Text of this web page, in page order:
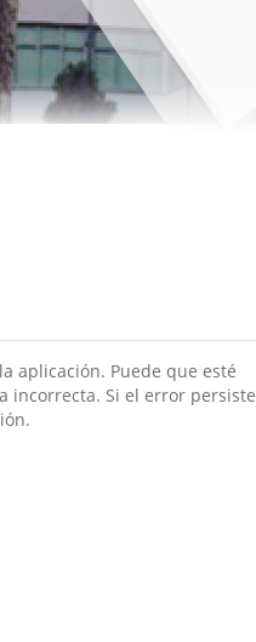
aplicación. Puede que esté
incorrecta. Si el error persiste